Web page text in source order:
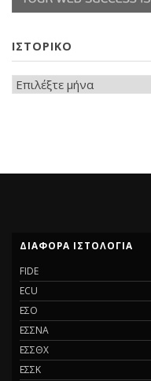
ΙΣΤΟΡΙΚΟ
ΔΙΑΦΟΡΑ ΙΣΤΟΛΟΓΙΑ
FIDE
ECU
ΕΣΟ
ΕΣΣΝΑ
ΕΣΣΘΧ
ΕΣΣΚ